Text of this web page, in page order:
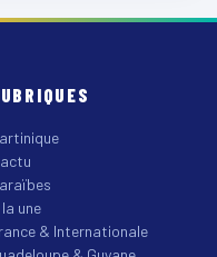
la une
& Internationale